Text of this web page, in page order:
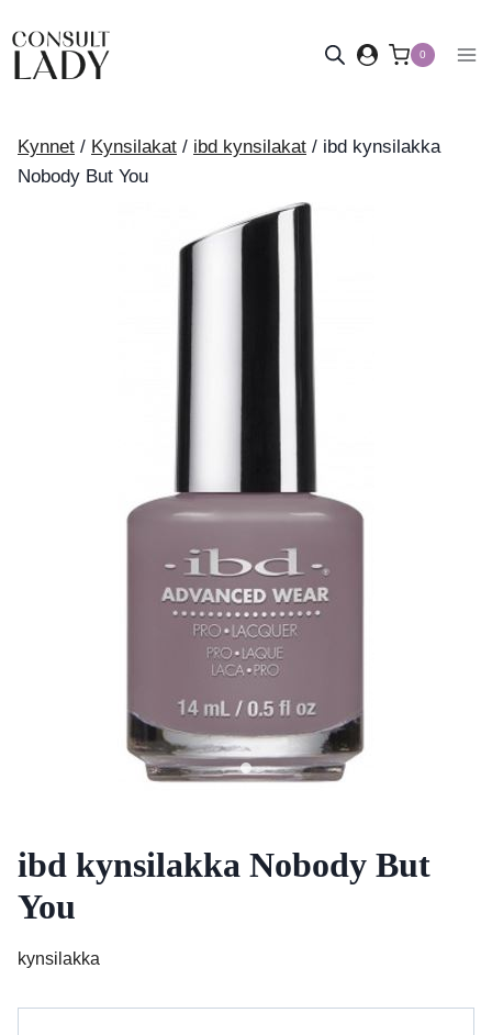
sisältöön
0
Kynnet / Kynsilakat / ibd kynsilakat / ibd kynsilakka
Nobody But You
ibd kynsilakka Nobody But
You
kynsilakka